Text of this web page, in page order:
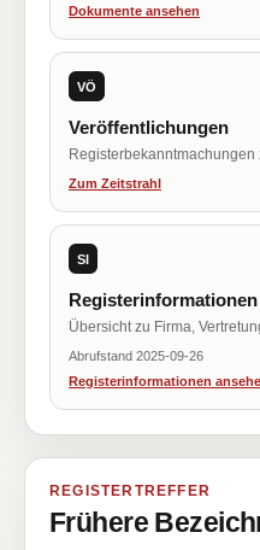
Dokumente ansehen
VÖ
Veröffentlichungen
Zum Zeitstrahl
SI
Registerinformationen
Übersicht zu Firma,
Abrufstand 2025-09-26
Registerinformationen
REGISTERTREFFER
Frühere